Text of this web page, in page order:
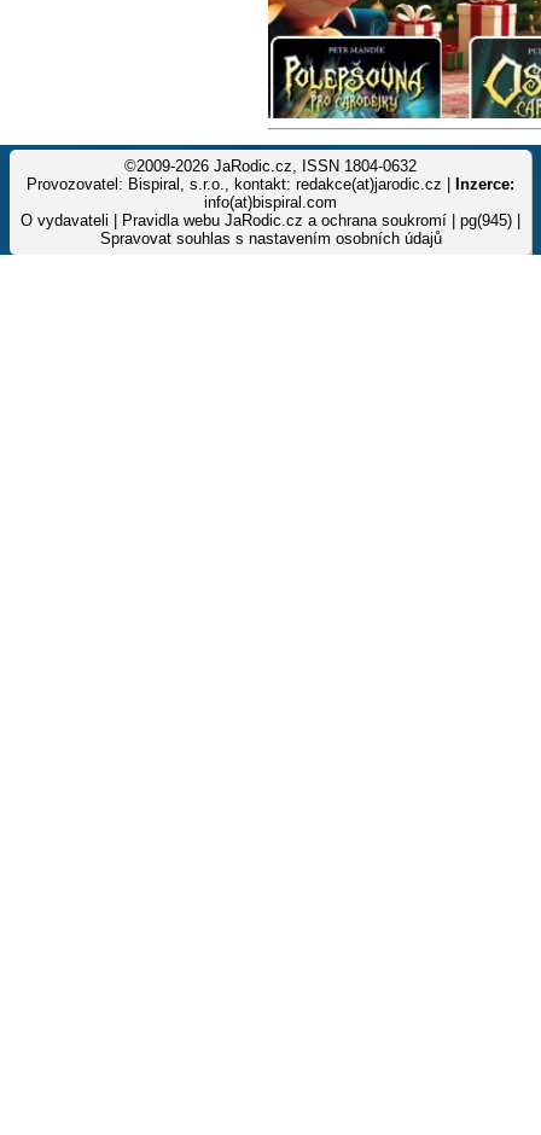
©2009-2026 JaRodic.cz, ISSN 1804-0632
Provozovatel: Bispiral, s.r.o., kontakt: redakce(at)jarodic.cz |
Inzerce:
info(at)bispiral.com
O vydavateli
Pravidla webu JaRodic.cz a ochrana soukromí | pg(945) |
Spravovat souhlas s nastavením osobních údajů